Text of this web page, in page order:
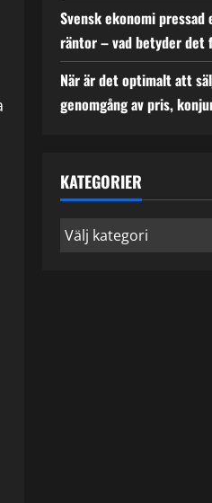
Svensk ekonomi
räntor – vad betyder det
När är det optimalt att
genomgång av pris,
KATEGORIER
Kategorier